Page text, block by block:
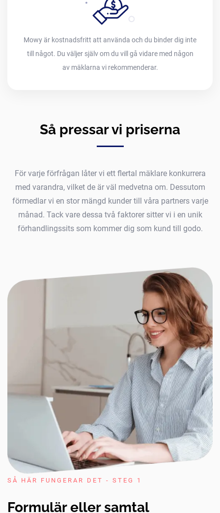
Mowy är kostnadsfritt att använda och du binder dig inte
till något. Du väljer själv om du vill gå vidare med någon
av mäklarna vi rekommenderar.
Så pressar vi priserna
För varje förfrågan låter vi ett flertal mäklare konkurrera
med varandra, vilket de är väl medvetna om. Dessutom
förmedlar vi en stor mängd kunder till våra partners varje
månad. Tack vare dessa två faktorer sitter vi i en unik
förhandlingssits som kommer dig som kund till godo.
SÅ HÄR FUNGERAR DET - STEG 1
Formulär eller samtal